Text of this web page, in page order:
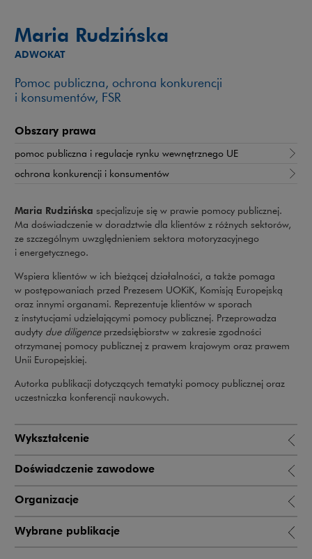
Maria Rudzińska
ADWOKAT
Pomoc publiczna, ochrona konkurencji
i konsumentów, FSR
Obszary prawa
pomoc publiczna i regulacje rynku wewnętrznego UE
ochrona konkurencji i konsumentów
Maria Rudzińska specjalizuje się w prawie pomocy publicznej.
Ma doświadczenie w doradztwie dla klientów z różnych sektorów,
ze szczególnym uwzględnieniem sektora motoryzacyjnego
i energetycznego.
Wspiera klientów w ich bieżącej działalności, a także pomaga
w postępowaniach przed Prezesem UOKiK, Komisją Europejską
oraz innymi organami. Reprezentuje klientów w sporach
z instytucjami udzielającymi pomocy publicznej. Przeprowadza
audyty due diligence przedsiębiorstw w zakresie zgodności
otrzymanej pomocy publicznej z prawem krajowym oraz prawem
Unii Europejskiej.
Autorka publikacji dotyczących tematyki pomocy publicznej oraz
uczestniczka konferencji naukowych.
Wykształcenie
Doświadczenie zawodowe
Organizacje
Wybrane publikacje